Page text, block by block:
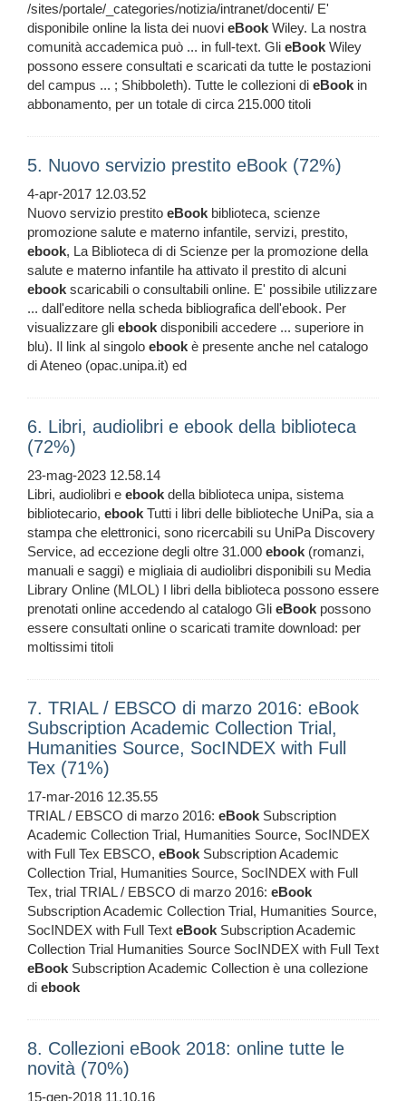
/sites/portale/_categories/notizia/intranet/docenti/ E'
disponibile online la lista dei nuovi eBook Wiley. La nostra
comunità accademica può ... in full-text. Gli eBook Wiley
possono essere consultati e scaricati da tutte le postazioni
del campus ... ; Shibboleth). Tutte le collezioni di eBook in
abbonamento, per un totale di circa 215.000 titoli
5. Nuovo servizio prestito eBook (72%)
4-apr-2017 12.03.52
Nuovo servizio prestito eBook biblioteca, scienze
promozione salute e materno infantile, servizi, prestito,
ebook, La Biblioteca di di Scienze per la promozione della
salute e materno infantile ha attivato il prestito di alcuni
ebook scaricabili o consultabili online. E' possibile utilizzare
... dall'editore nella scheda bibliografica dell'ebook. Per
visualizzare gli ebook disponibili accedere ... superiore in
blu). Il link al singolo ebook è presente anche nel catalogo
di Ateneo (opac.unipa.it) ed
6. Libri, audiolibri e ebook della biblioteca
(72%)
23-mag-2023 12.58.14
Libri, audiolibri e ebook della biblioteca unipa, sistema
bibliotecario, ebook Tutti i libri delle biblioteche UniPa, sia a
stampa che elettronici, sono ricercabili su UniPa Discovery
Service, ad eccezione degli oltre 31.000 ebook (romanzi,
manuali e saggi) e migliaia di audiolibri disponibili su Media
Library Online (MLOL) I libri della biblioteca possono essere
prenotati online accedendo al catalogo Gli eBook possono
essere consultati online o scaricati tramite download: per
moltissimi titoli
7. TRIAL / EBSCO di marzo 2016: eBook
Subscription Academic Collection Trial,
Humanities Source, SocINDEX with Full
Tex (71%)
17-mar-2016 12.35.55
TRIAL / EBSCO di marzo 2016: eBook Subscription
Academic Collection Trial, Humanities Source, SocINDEX
with Full Tex EBSCO, eBook Subscription Academic
Collection Trial, Humanities Source, SocINDEX with Full
Tex, trial TRIAL / EBSCO di marzo 2016: eBook
Subscription Academic Collection Trial, Humanities Source,
SocINDEX with Full Text eBook Subscription Academic
Collection Trial Humanities Source SocINDEX with Full Text
eBook Subscription Academic Collection è una collezione
di ebook
8. Collezioni eBook 2018: online tutte le
novità (70%)
15-gen-2018 11.10.16